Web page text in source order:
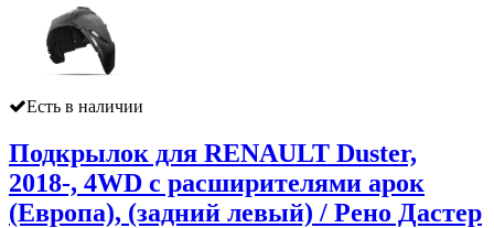
Есть в наличии
Подкрылок для RENAULT Duster,
2018-, 4WD с расширителями арок
(Европа), (задний левый) / Рено Дастер